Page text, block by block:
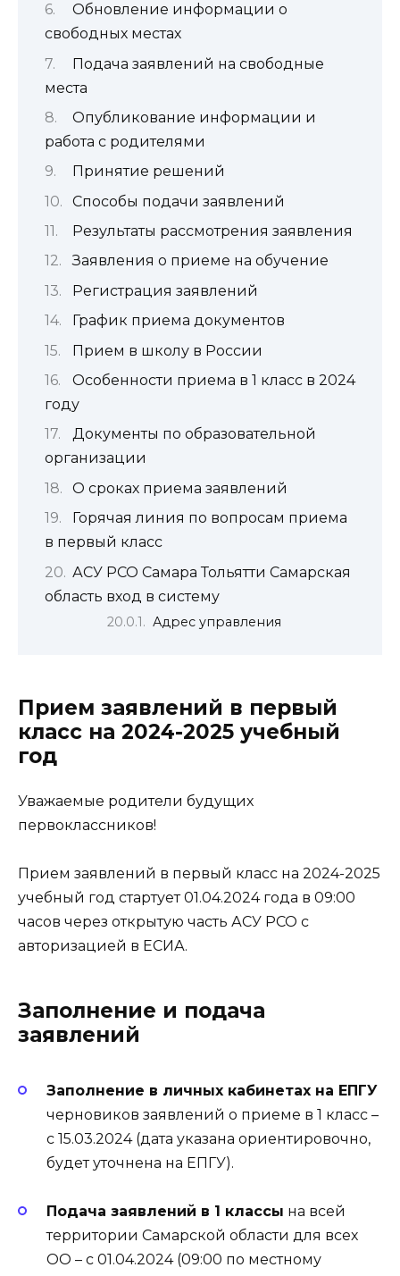
Обновление информации о
свободных местах
Подача заявлений на свободные
места
Опубликование информации и
работа с родителями
Принятие решений
Способы подачи заявлений
Результаты рассмотрения заявления
Заявления о приеме на обучение
Регистрация заявлений
График приема документов
Прием в школу в России
Особенности приема в 1 класс в 2024
году
Документы по образовательной
организации
О сроках приема заявлений
Горячая линия по вопросам приема
в первый класс
АСУ РСО Самара Тольятти Самарская
область вход в систему
Адрес управления
Прием заявлений в первый
класс на 2024-2025 учебный
год
Уважаемые родители будущих
первоклассников!
Прием заявлений в первый класс на 2024-2025
учебный год стартует 01.04.2024 года в 09:00
часов через открытую часть АСУ РСО с
авторизацией в ЕСИА.
Заполнение и подача
заявлений
Заполнение в личных кабинетах на ЕПГУ
черновиков заявлений о приеме в 1 класс –
с 15.03.2024 (дата указана ориентировочно,
будет уточнена на ЕПГУ).
Подача заявлений в 1 классы на всей
территории Самарской области для всех
ОО – с 01.04.2024 (09:00 по местному